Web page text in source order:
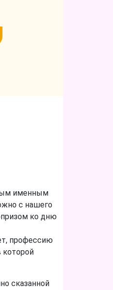
именным
с нашего
ко дню
профессию
которой
сказанной